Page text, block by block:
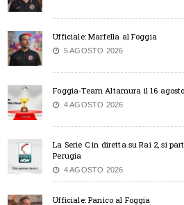
Ufficiale: Marfella al Foggia
5 AGOSTO 2026
Foggia-Team Altamura il 16 agosto
4 AGOSTO 2026
La Serie C in diretta su Rai 2, si
Perugia
4 AGOSTO 2026
Ufficiale: Panico al Foggia